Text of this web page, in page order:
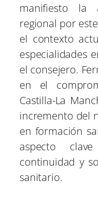
manifiesto la
regional por
el contexto
especialidades
el consejero.
en el
Castilla-La
incremento del
en formación
aspecto
continuidad y
sanitario.